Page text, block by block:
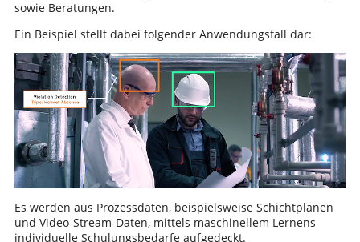
sowie Beratungen.
Ein Beispiel stellt dabei folgender Anwendungsfall dar:
Es werden aus Prozessdaten, beispielsweise Schichtplänen
und Video-Stream-Daten, mittels maschinellem Lernens
individuelle Schulungsbedarfe aufgedeckt.